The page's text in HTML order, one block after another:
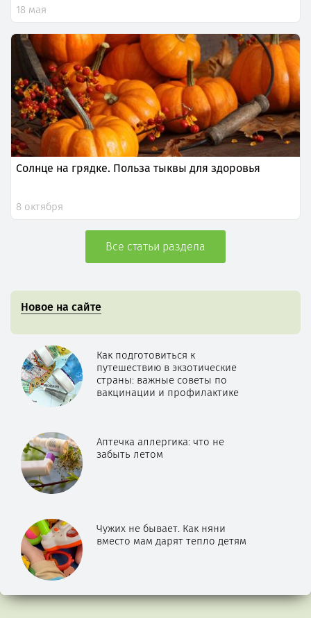
18 мая
Солнце на грядке. Польза тыквы для здоровья
8 октября
Все статьи раздела
Новое на сайте
Как подготовиться к
путешествию в экзотические
страны: важные советы по
вакцинации и профилактике
Аптечка аллергика: что не
забыть летом
Чужих не бывает. Как няни
вместо мам дарят тепло детям